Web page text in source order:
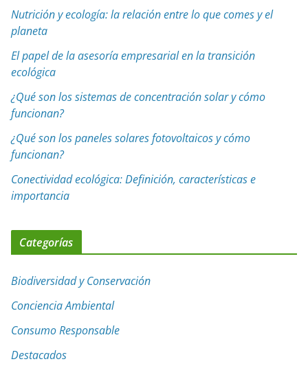
Nutrición y ecología: la relación entre lo que comes y el
planeta
El papel de la asesoría empresarial en la transición
ecológica
¿Qué son los sistemas de concentración solar y cómo
funcionan?
¿Qué son los paneles solares fotovoltaicos y cómo
funcionan?
Conectividad ecológica: Definición, características e
importancia
Categorías
Biodiversidad y Conservación
Conciencia Ambiental
Consumo Responsable
Destacados